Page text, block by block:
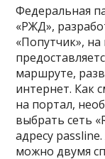
Федеральная
«РЖД»,
«Попутчик»,
маршруте,
интернет. Как
на портал,
выбрать сеть
адресу
можно двумя